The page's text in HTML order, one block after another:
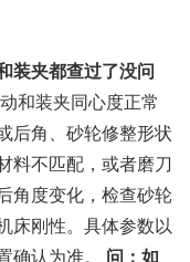
装夹都查过了没问
和装夹同心度正常
后角、砂轮修整形状
料不匹配，或者磨刀
角度变化，检查砂轮
床刚性。具体参数以
确认为准。 问：如